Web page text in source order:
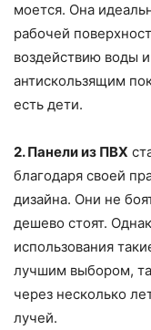
моется. Она
рабочей
воздействию воды
антискользящим
есть дети.
2. Панели из ПВХ
благодаря своей
дизайна. Они не
дешево стоят.
использования
лучшим выбором,
через несколько
лучей.